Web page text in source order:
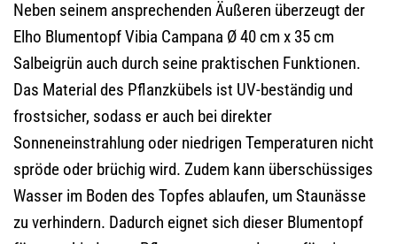
Neben seinem ansprechenden Äußeren überzeugt der
Elho Blumentopf Vibia Campana Ø 40 cm x 35 cm
Salbeigrün auch durch seine praktischen Funktionen.
Das Material des Pflanzkübels ist UV-beständig und
frostsicher, sodass er auch bei direkter
Sonneneinstrahlung oder niedrigen Temperaturen nicht
spröde oder brüchig wird. Zudem kann überschüssiges
Wasser im Boden des Topfes ablaufen, um Staunässe
zu verhindern. Dadurch eignet sich dieser Blumentopf